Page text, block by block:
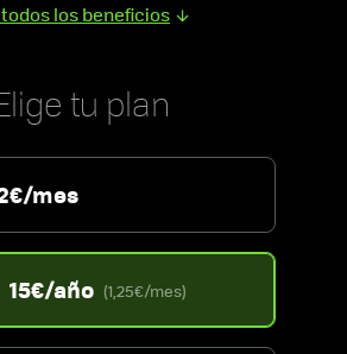
todos los beneficios
tu plan
mes
15€/año (1,25€/mes)